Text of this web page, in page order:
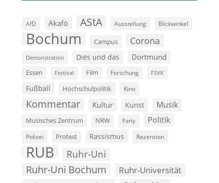
AfD Akafö AStA Ausstellung Blickwinkel
Bochum Campus Corona
Demonstration Diës und das Dortmund
Essen Festival Film Forschung FSVK
Fußball Hochschulpolitik Kino
Kommentar Kultur Kunst Musik
Musisches Zentrum NRW Party Politik
Polizei Protest Rassismus Rezension
RUB Ruhr-Uni
Ruhr-Uni Bochum Ruhr-Universität